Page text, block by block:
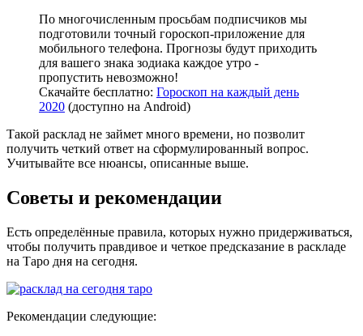
По многочисленным просьбам подписчиков мы
подготовили точный гороскоп-приложение для
мобильного телефона. Прогнозы будут приходить
для вашего знака зодиака каждое утро -
пропустить невозможно!
Скачайте бесплатно: Гороскоп на каждый день
2020 (доступно на Android)
Такой расклад не займет много времени, но позволит
получить четкий ответ на сформулированный вопрос.
Учитывайте все нюансы, описанные выше.
Советы и рекомендации
Есть определённые правила, которых нужно придерживаться,
чтобы получить правдивое и четкое предсказание в раскладе
на Таро дня на сегодня.
Рекомендации следующие: